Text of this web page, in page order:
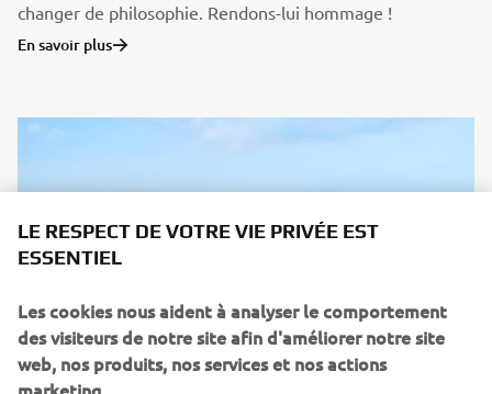
changer de philosophie. Rendons-lui hommage !
En savoir plus
LE RESPECT DE VOTRE VIE PRIVÉE EST
ESSENTIEL
Les cookies nous aident à analyser le comportement
des visiteurs de notre site afin d'améliorer notre site
web, nos produits, nos services et nos actions